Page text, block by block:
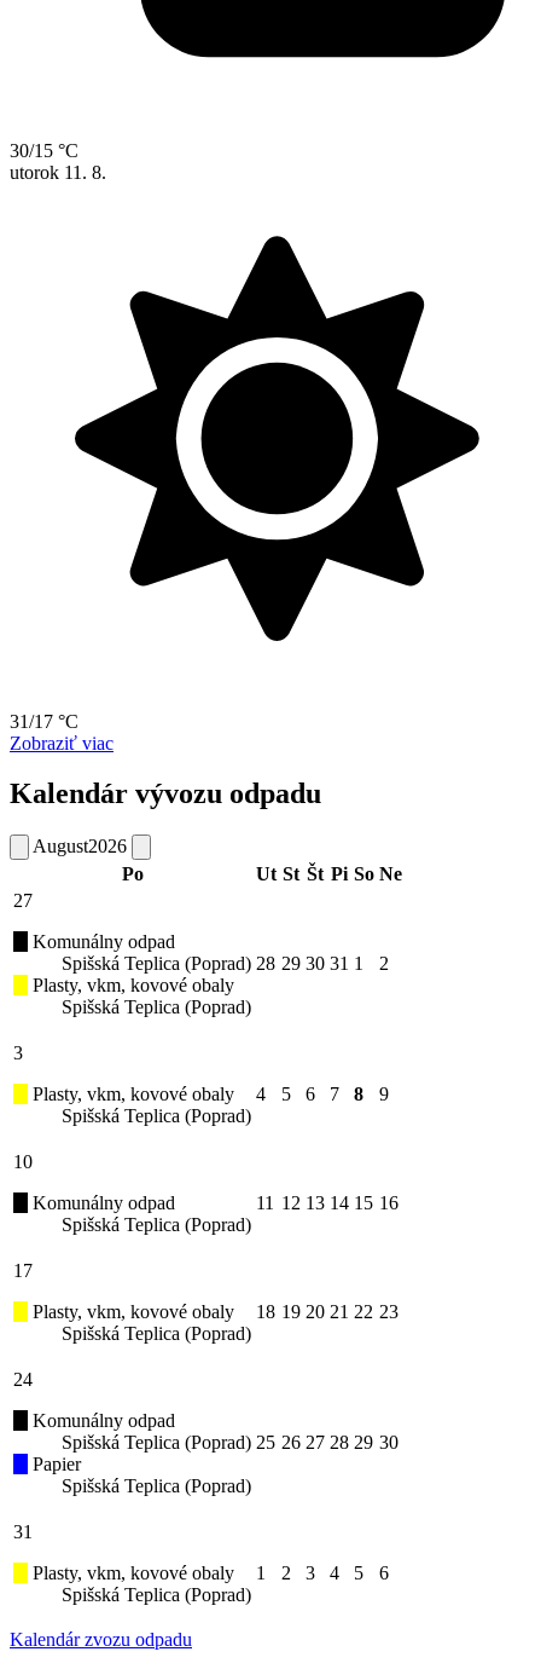
30/15 °C
utorok 11. 8.
31/17 °C
Zobraziť viac
Kalendár vývozu odpadu
August2026
Po
Ut St Št Pi So Ne
27
Komunálny odpad
Spišská Teplica (Poprad)
Plasty, vkm, kovové obaly
Spišská Teplica (Poprad)
28 29 30 31 1 2
3
Plasty, vkm, kovové obaly
Spišská Teplica (Poprad)
4 5 6 7 8 9
10
Komunálny odpad
Spišská Teplica (Poprad)
11 12 13 14 15 16
17
Plasty, vkm, kovové obaly
Spišská Teplica (Poprad)
18 19 20 21 22 23
24
Komunálny odpad
Spišská Teplica (Poprad)
Papier
Spišská Teplica (Poprad)
25 26 27 28 29 30
31
Plasty, vkm, kovové obaly
Spišská Teplica (Poprad)
1 2 3 4 5 6
Kalendár zvozu odpadu